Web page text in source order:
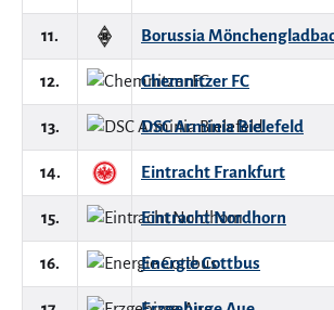
11. Borussia
12. Chemnitzer FC
13. DSC Arminia Bielefeld
14. Eintracht Frankfurt
15. Eintracht Nordhorn
16. Energie Cottbus